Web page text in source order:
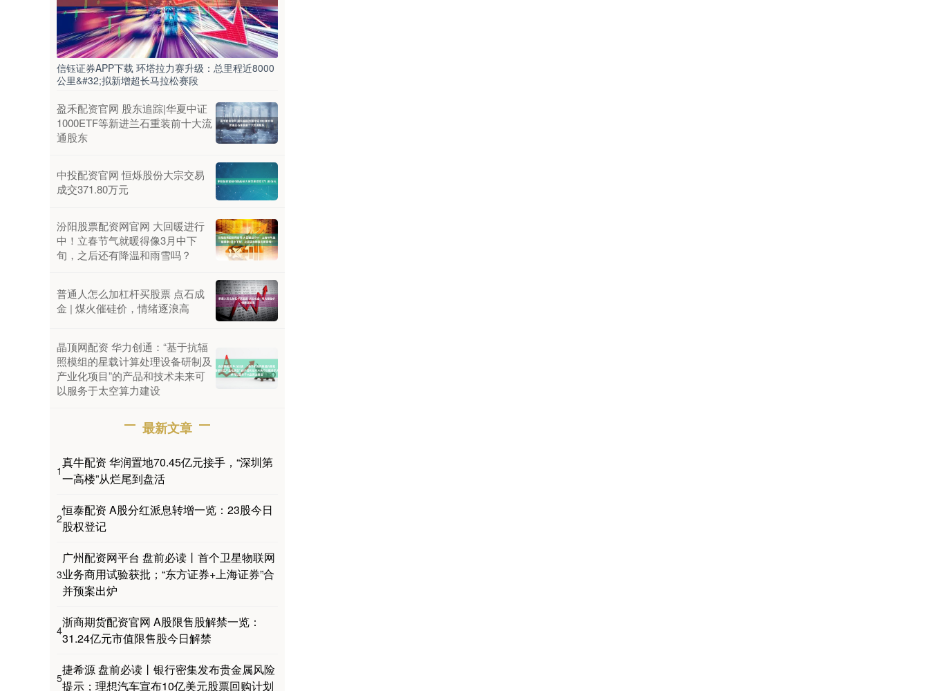
信钰证券APP下载 环塔拉力赛升级：总里程近8000
公里&#32;拟新增超长马拉松赛段
盈禾配资官网 股东追踪|华夏中证
1000ETF等新进兰石重装前十大流
通股东
中投配资官网 恒烁股份大宗交易
成交371.80万元
汾阳股票配资网官网 大回暖进行
中！立春节气就暖得像3月中下
旬，之后还有降温和雨雪吗？
普通人怎么加杠杆买股票 点石成
金 | 煤火催硅价，情绪逐浪高
晶顶网配资 华力创通：“基于抗辐
照模组的星载计算处理设备研制及
产业化项目”的产品和技术未来可
以服务于太空算力建设
最新文章
1
真牛配资 华润置地70.45亿元接手，“深圳第
一高楼”从烂尾到盘活
2
恒泰配资 A股分红派息转增一览：23股今日
股权登记
3
广州配资网平台 盘前必读丨首个卫星物联网
业务商用试验获批；“东方证券+上海证券”合
并预案出炉
4
浙商期货配资官网 A股限售股解禁一览：
31.24亿元市值限售股今日解禁
5
捷希源 盘前必读丨银行密集发布贵金属风险
提示；理想汽车宣布10亿美元股票回购计划